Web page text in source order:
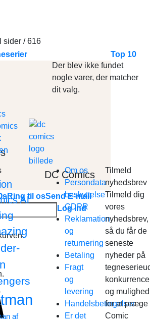
DC Comics
Top 10
Ring til osSend E-mail
Log ind
sider /616
Der blev ikke fundet
nogle varer, der matcher
dit valg.
Al
af
Om os
Persondata
beskyttelse
GDPR
Reklamation
og
returnering
Betaling
Fragt
og
levering
Handelsbetingelser
Er det
Tilmeld
nyhedsbrev
Tilmeld dig
vores
nyhedsbrev,
så du får de
seneste
nyheder på
og mulighed
for at præge
Comic